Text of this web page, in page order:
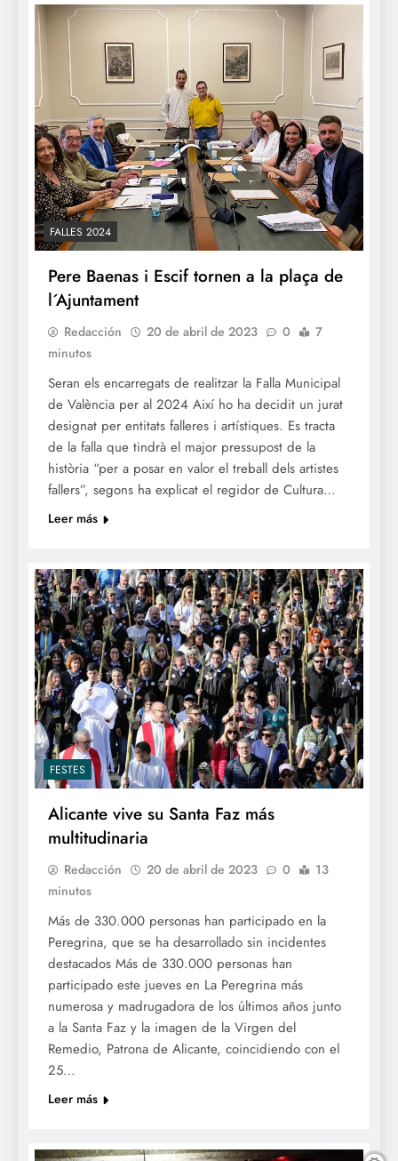
FALLES 2024
Pere Baenas i Escif tornen a la plaça de
l´Ajuntament
Redacción 20 de abril de 2023 0
7
minutos
Seran els encarregats de realitzar la Falla Municipal
de València per al 2024 Així ho ha decidit un jurat
designat per entitats falleres i artístiques. Es tracta
de la falla que tindrà el major pressupost de la
història “per a posar en valor el treball dels artistes
fallers”, segons ha explicat el regidor de Cultura…
Leer más
FESTES
Alicante vive su Santa Faz más
multitudinaria
Redacción 20 de abril de 2023 0
13
minutos
Más de 330.000 personas han participado en la
Peregrina, que se ha desarrollado sin incidentes
destacados Más de 330.000 personas han
participado este jueves en La Peregrina más
numerosa y madrugadora de los últimos años junto
a la Santa Faz y la imagen de la Virgen del
Remedio, Patrona de Alicante, coincidiendo con el
25…
Leer más